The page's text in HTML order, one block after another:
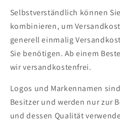
Selbstverständlich können
kombinieren, um
generell einmalig
Sie benötigen. Ab einem
wir versandkostenfrei.
Logos und Markennamen
Besitzer und werden nur zur
und dessen Qualität